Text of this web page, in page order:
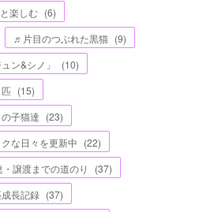
楽しむ (6)
♬片目のつぶれた黒猫 (9)
ン&シノ」
(10)
(15)
子猫達 (23)
な日々を更新中 (22)
譲渡までの道のり
(37)
長記録 (37)